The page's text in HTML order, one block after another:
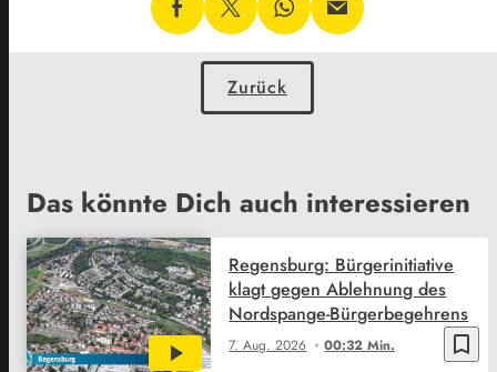
Zurück
Das könnte Dich auch interessieren
bookmark_border
7. Aug. 2026 00:32 Min.
Regensburg: Bürgerinitiative
klagt gegen Ablehnung des
Nordspange-Bürgerbegehrens